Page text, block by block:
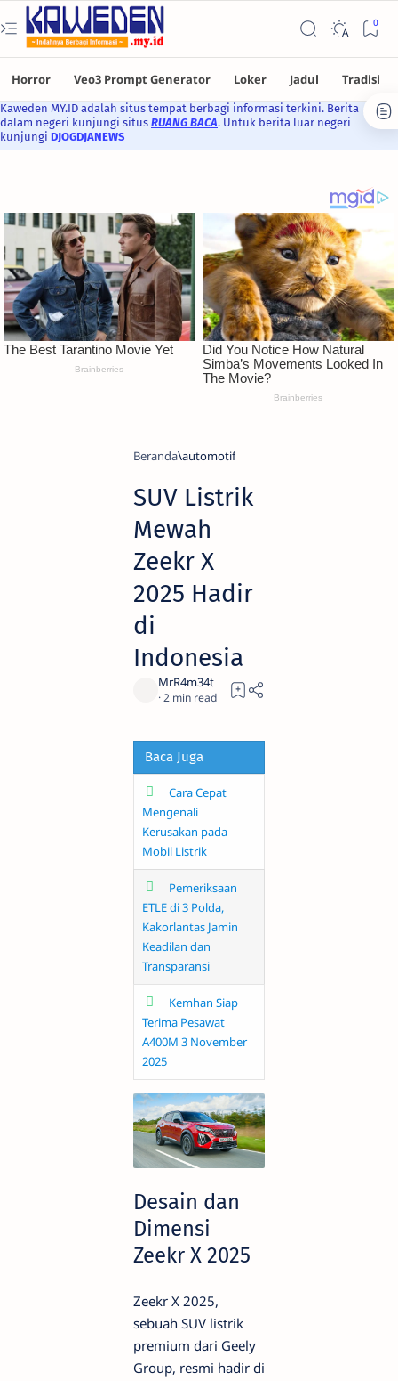
Kaweden MY.ID adalah situs tempat berbagi informasi terkini. Berita
dalam negeri kunjungi situs RUANG BACA. Untuk berita luar negeri
kunjungi DJOGDJANEWS
Beranda automotif
SUV Listrik
Mewah
Zeekr X
2025 Hadir
di
Indonesia
2
Baca Juga
Cara Cepat
Mengenali
Kerusakan pada
Mobil Listrik
Pemeriksaan
ETLE di 3 Polda,
Kakorlantas Jamin
Keadilan dan
Transparansi
Kemhan Siap
Terima Pesawat
A400M 3 November
2025
Desain dan
Dimensi
Zeekr X 2025
Zeekr X 2025,
sebuah SUV listrik
premium dari Geely
Group, resmi hadir di